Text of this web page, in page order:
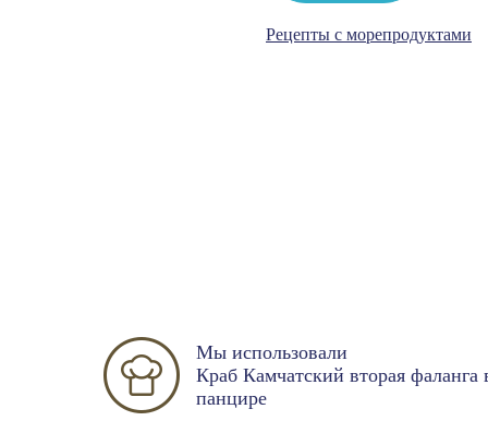
Рецепты с морепродуктами
Мы использовали
Краб Камчатский вторая фаланга
панцире